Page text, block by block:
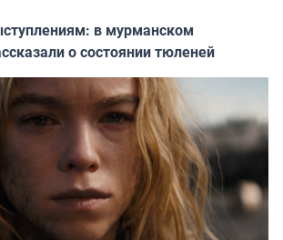
в мурманском
о состоянии тюленей